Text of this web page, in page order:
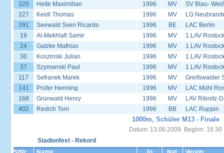
320
Heite Maximilian 1996 MV
SV Blau-
227
Keidl Thomas 1996 MV
LG
391
Seewald Sven Ricardo 1996 BE
LAC Berlin
19
Al-Mekhlafi Samir 1996 MV
1.LAV
24
Gatzke Mathias 1996 MV
1.LAV
30
Koszinski Julian 1996 MV
1.LAV
37
Szymanski Paul 1996 MV
1.LAV
117
Sefranek Marek 1996 MV
Greifswalder
141
Prüfer Henning 1996 MV
LAC Mühl
168
Grünwald Henry 1996 MV
LAV Ribnitz-
402
Redich Tom 1996 BB LAC Ruppin
1000m, Schüler M13 - Finale
Datum: 13.06.2009 Beginn: 16:30
Stadionfest - Rekord